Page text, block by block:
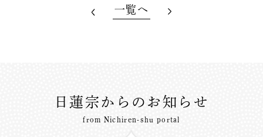
一覧へ
日蓮宗からのお知らせ
from Nichiren-shu portal